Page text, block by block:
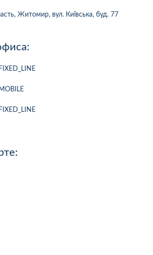
Житомир, вул. Київська, буд. 77